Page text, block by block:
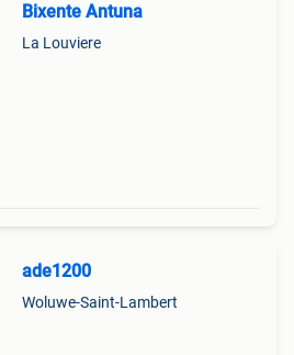
Bixente Antuna
La Louviere
ade1200
Woluwe-Saint-Lambert